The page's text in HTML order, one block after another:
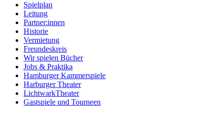
Spielplan
Leitung
Partner:innen
Historie
Vermietung
Freundeskreis
Wir spielen Bücher
Jobs & Praktika
Hamburger Kammerspiele
Harburger Theater
LichtwarkTheater
Gastspiele und Tourneen